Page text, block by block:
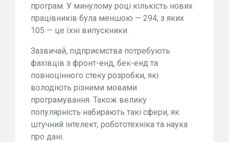
програм. У минулому році кількість нових
працівників була меншою — 294, з яких
105 — це їхні випускники.
Зазвичай, підприємства потребують
фахівців з фронт-енд, бек-енд та
повноцінного стеку розробки, які
володіють різними мовами
програмування. Також велику
популярність набирають такі сфери, як
штучний інтелект, робототехніка та наука
про дані.